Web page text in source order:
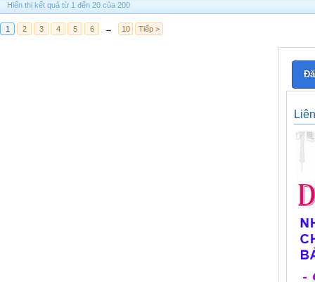
Hiển thị kết quả từ 1 đến 20 của 200
1 2 3 4 5 6 → 10 Tiếp >